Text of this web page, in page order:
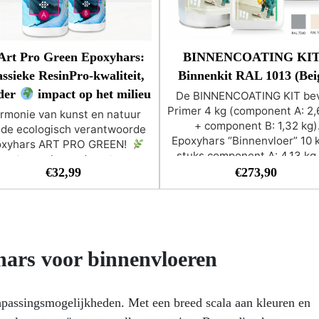
Pro Green Epoxyhars:
ResinPro-kwaliteit,
impact op het milieu
van kunst en natuur
ecologisch verantwoorde
ART PRO GREEN!
van de natuur –
Maak kennis met ART PRO
de innovatieve en eco-
de natuur.
Til uw kunst op
verantwoorde manier naar
verrijkt met een hoog
€32,99
BINNENCOATING
Binnenkit RAL 1013
De BINNENCOATING KIT
Primer 4 kg (component A:
+ component B: 1,32 kg)
Epoxyhars “Binnenvloer” 10
stuks component A: 4,13 kg
stuks component B: 0,87
Verbruik: oppervlakte van
winkels, kantines,
van de uiteindelijke
€273,90
voor binnenvloeren
Met een breed scala aan kleuren en